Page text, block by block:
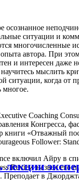
осознанное
ситуации и
многочисленные
автора. При
и интересен даже
мыслить
ситуации, когда от
многое.
Coaching
Конгресса,
книги «Отважный
Follower:
включил Айру в
Review назвал его
Преподает в
лекции